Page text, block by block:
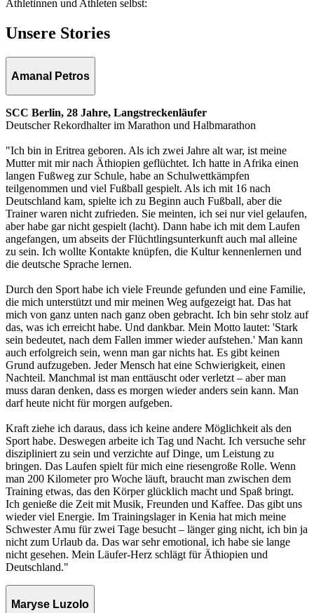
Athletinnen und Athleten selbst:
Unsere Stories
Amanal Petros
SCC Berlin, 28 Jahre, Langstreckenläufer
Deutscher Rekordhalter im Marathon und Halbmarathon
"Ich bin in Eritrea geboren. Als ich zwei Jahre alt war, ist meine
Mutter mit mir nach Äthiopien geflüchtet. Ich hatte in Afrika einen
langen Fußweg zur Schule, habe an Schulwettkämpfen
teilgenommen und viel Fußball gespielt. Als ich mit 16 nach
Deutschland kam, spielte ich zu Beginn auch Fußball, aber die
Trainer waren nicht zufrieden. Sie meinten, ich sei nur viel gelaufen,
aber habe gar nicht gespielt (lacht). Dann habe ich mit dem Laufen
angefangen, um abseits der Flüchtlingsunterkunft auch mal alleine
zu sein. Ich wollte Kontakte knüpfen, die Kultur kennenlernen und
die deutsche Sprache lernen.
Durch den Sport habe ich viele Freunde gefunden und eine Familie,
die mich unterstützt und mir meinen Weg aufgezeigt hat. Das hat
mich von ganz unten nach ganz oben gebracht. Ich bin sehr stolz auf
das, was ich erreicht habe. Und dankbar. Mein Motto lautet: 'Stark
sein bedeutet, nach dem Fallen immer wieder aufstehen.' Man kann
auch erfolgreich sein, wenn man gar nichts hat. Es gibt keinen
Grund aufzugeben. Jeder Mensch hat eine Schwierigkeit, einen
Nachteil. Manchmal ist man enttäuscht oder verletzt – aber man
muss daran denken, dass es morgen wieder anders sein kann. Man
darf heute nicht für morgen aufgeben.
Kraft ziehe ich daraus, dass ich keine andere Möglichkeit als den
Sport habe. Deswegen arbeite ich Tag und Nacht. Ich versuche sehr
diszipliniert zu sein und verzichte auf Dinge, um Leistung zu
bringen. Das Laufen spielt für mich eine riesengroße Rolle. Wenn
man 200 Kilometer pro Woche läuft, braucht man zwischen dem
Training etwas, das den Körper glücklich macht und Spaß bringt.
Ich genieße die Zeit mit Musik, Freunden und Kaffee. Das gibt uns
wieder viel Energie. Im Trainingslager in Kenia hat mich meine
Schwester Amu für zwei Tage besucht – länger ging nicht, ich bin ja
nicht zum Urlaub da. Das war sehr emotional, ich habe sie lange
nicht gesehen. Mein Läufer-Herz schlägt für Äthiopien und
Deutschland."
Maryse Luzolo